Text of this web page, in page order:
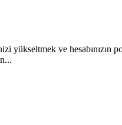
ve hesabınızın